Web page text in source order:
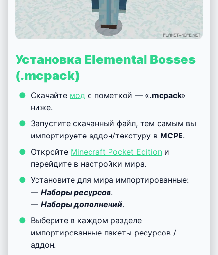
Установка Elemental Bosses
(.mcpack)
Скачайте мод с пометкой — «.mcpack»
ниже.
Запустите скачанный файл, тем самым вы
импортируете аддон/текстуру в MCPE.
Откройте Minecraft Pocket Edition и
перейдите в настройки мира.
Установите для мира импортированные:
— Наборы ресурсов.
— Наборы дополнений.
Выберите в каждом разделе
импортированные пакеты ресурсов /
аддон.